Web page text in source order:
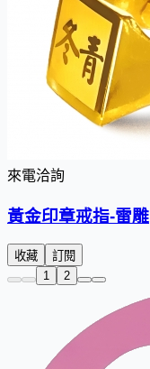
來電洽詢
黃金印章戒指-雷雕
收藏
訂閱
1
2